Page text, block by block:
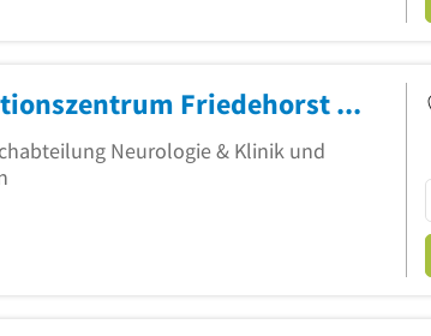
Neurologisches Rehabilitationszentrum Friedehorst gGmbH
Neurologie & Klinik und